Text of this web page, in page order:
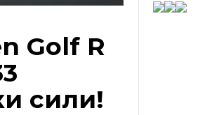
Golf R
сили!